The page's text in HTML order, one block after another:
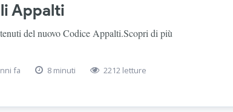
Appalti
del nuovo Codice Appalti.Scopri di più
fa 8 minuti 2212 letture